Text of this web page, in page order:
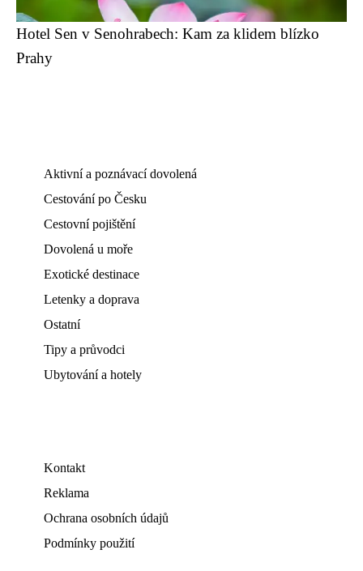
Hotel Sen v Senohrabech: Kam za klidem blízko
Prahy
Aktivní a poznávací dovolená
Cestování po Česku
Cestovní pojištění
Dovolená u moře
Exotické destinace
Letenky a doprava
Ostatní
Tipy a průvodci
Ubytování a hotely
Kontakt
Reklama
Ochrana osobních údajů
Podmínky použití